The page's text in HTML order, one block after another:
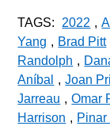
TAGS: 2022 ,
Yang , Brad Pitt
Randolph ,
Aníbal , Joan
Jarreau , Omar
Harrison , Pinar